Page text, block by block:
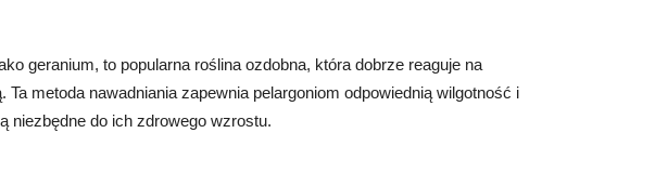
geranium, to popularna roślina ozdobna, która dobrze reaguje na
Ta metoda nawadniania zapewnia pelargoniom odpowiednią wilgotność i
niezbędne do ich zdrowego wzrostu.